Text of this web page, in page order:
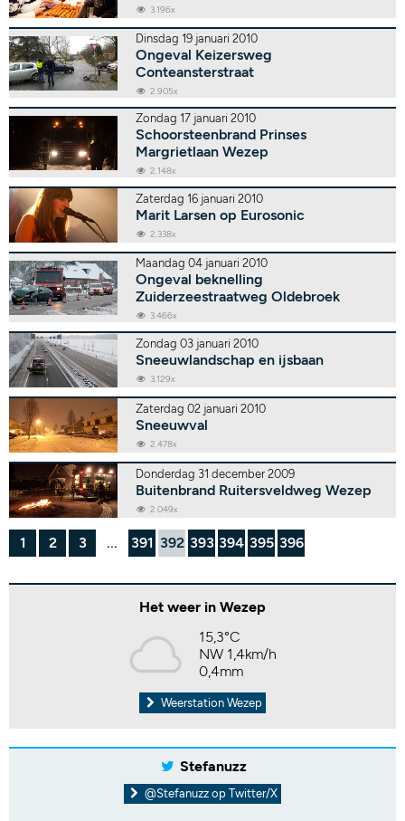
3.196x
Dinsdag 19 januari 2010
Ongeval Keizersweg
Conteansterstraat
2.905x
Zondag 17 januari 2010
Schoorsteenbrand Prinses
Margrietlaan Wezep
2.148x
Zaterdag 16 januari 2010
Marit Larsen op Eurosonic
2.338x
Maandag 04 januari 2010
Ongeval beknelling
Zuiderzeestraatweg Oldebroek
3.466x
Zondag 03 januari 2010
Sneeuwlandschap en ijsbaan
3.129x
Zaterdag 02 januari 2010
Sneeuwval
2.478x
Donderdag 31 december 2009
Buitenbrand Ruitersveldweg Wezep
2.049x
1 2 3 ... 391 392 393 394 395 396
Het weer in Wezep
15,3°C
NW 1,4km/h
0,4mm
Weerstation Wezep
Stefanuzz
@Stefanuzz op Twitter/X